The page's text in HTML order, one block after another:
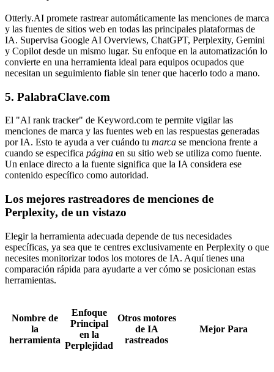
Otterly.AI promete rastrear automáticamente las menciones de marca
y las fuentes de sitios web en todas las principales plataformas de
IA. Supervisa Google AI Overviews, ChatGPT, Perplexity, Gemini
y Copilot desde un mismo lugar. Su enfoque en la automatización lo
convierte en una herramienta ideal para equipos ocupados que
necesitan un seguimiento fiable sin tener que hacerlo todo a mano.
5. PalabraClave.com
El "AI rank tracker" de Keyword.com te permite vigilar las
menciones de marca y las fuentes web en las respuestas generadas
por IA. Esto te ayuda a ver cuándo tu marca se menciona frente a
cuando se especifica página en su sitio web se utiliza como fuente.
Un enlace directo a la fuente significa que la IA considera ese
contenido específico como autoridad.
Los mejores rastreadores de menciones de
Perplexity, de un vistazo
Elegir la herramienta adecuada depende de tus necesidades
específicas, ya sea que te centres exclusivamente en Perplexity o que
necesites monitorizar todos los motores de IA. Aquí tienes una
comparación rápida para ayudarte a ver cómo se posicionan estas
herramientas.
Nombre de
la
herramienta
Enfoque
Principal
en la
Perplejidad
Otros motores
de IA
rastreados
Mejor Para